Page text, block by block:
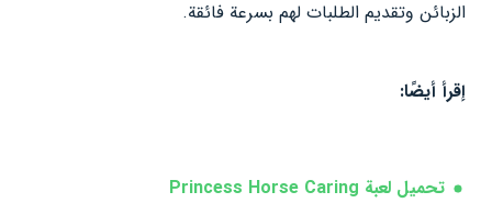
الزبائن وتقديم الطلبات لهم بسرعة فائقة.
إقرأ أيضًا:
تحميل لعبة Princess Horse Caring